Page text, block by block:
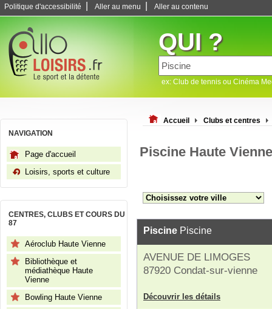
Politique d'accessibilité Aller au menu Aller au contenu
QUI ?
ex: Club de tennis ou Cinéma
NAVIGATION
Page d'accueil
Loisirs, sports et culture
CENTRES, CLUBS ET COURS DU
87
Aéroclub Haute Vienne
Bibliothèque et
médiathèque Haute
Vienne
Bowling Haute Vienne
Accueil Clubs et centres
Piscine Haute Vienne
Piscine Piscine
AVENUE DE LIMOGES
87920 Condat-sur-vienne
Découvrir les détails